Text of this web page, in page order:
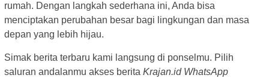
rumah. Dengan langkah sederhana ini, Anda bisa
menciptakan perubahan besar bagi lingkungan dan masa
depan yang lebih hijau.
Simak berita terbaru kami langsung di ponselmu. Pilih
saluran andalanmu akses berita Krajan.id WhatsApp